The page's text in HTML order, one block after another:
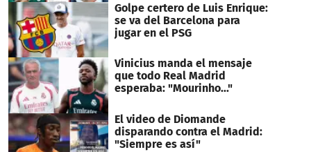
Golpe certero de Luis Enrique:
se va del Barcelona para
jugar en el PSG
Vinicius manda el mensaje
que todo Real Madrid
esperaba: "Mourinho..."
El video de Diomande
disparando contra el Madrid:
"Siempre es así"